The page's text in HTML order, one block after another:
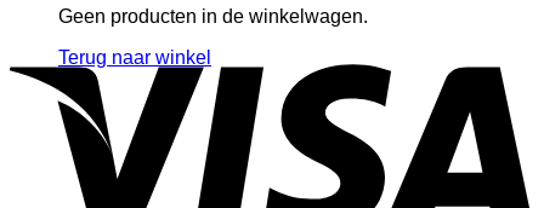
Geen producten in de winkelwagen.
Terug naar winkel